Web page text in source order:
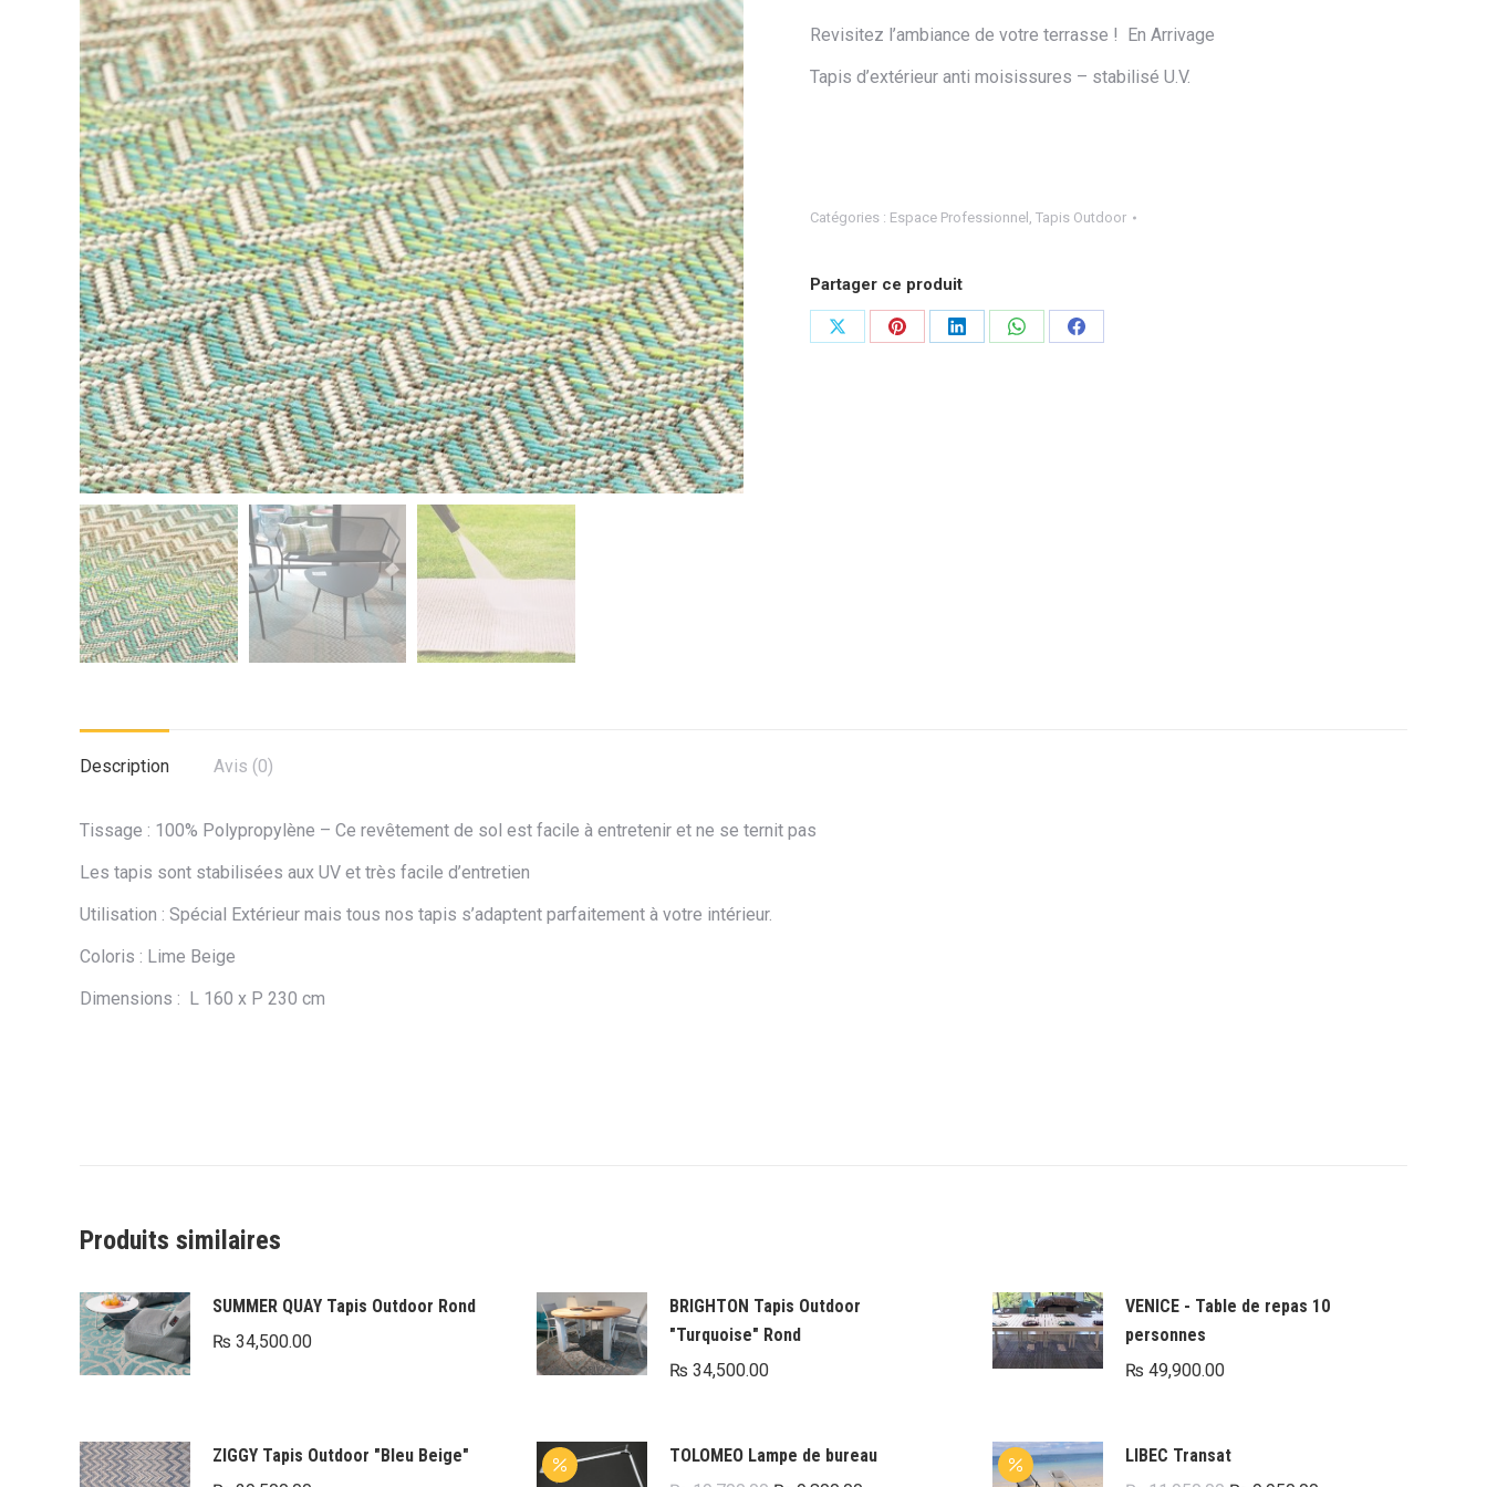
Revisitez l’ambiance de votre terrasse ! En Arrivage
Tapis d’extérieur anti moisissures – stabilisé U.V.
Catégories : Espace Professionnel , Tapis Outdoor
Partager ce produit
PartagerPartagerPartagerPartagerPartager
Description Avis (0)
Tissage : 100% Polypropylène – Ce revêtement de sol est facile à entretenir et ne se ternit pas
Les tapis sont stabilisées aux UV et très facile d’entretien
Utilisation : Spécial Extérieur mais tous nos tapis s’adaptent parfaitement à votre intérieur.
Coloris : Lime Beige
Dimensions : L 160 x P 230 cm
Produits similaires
SUMMER QUAY Tapis Outdoor Rond
₨ 34,500.00
BRIGHTON Tapis Outdoor
"Turquoise" Rond
₨ 34,500.00
VENICE - Table de repas 10
personnes
₨ 49,900.00
ZIGGY Tapis Outdoor "Bleu Beige"
TOLOMEO Lampe de bureau
LIBEC Transat